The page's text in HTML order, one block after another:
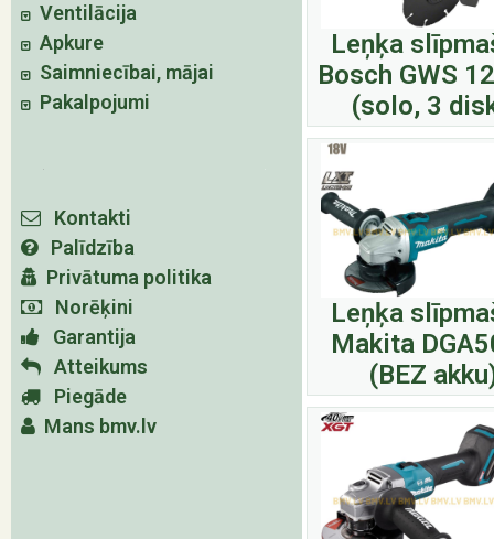
Ventilācija
Apkure
Saimniecībai, mājai
Pakalpojumi
Kontakti
Palīdzība
Privātuma politika
Norēķini
Garantija
Atteikums
Piegāde
Mans bmv.lv
Leņķa
Bosch GWS
(solo, 3
Leņķa
Makita
(BEZ